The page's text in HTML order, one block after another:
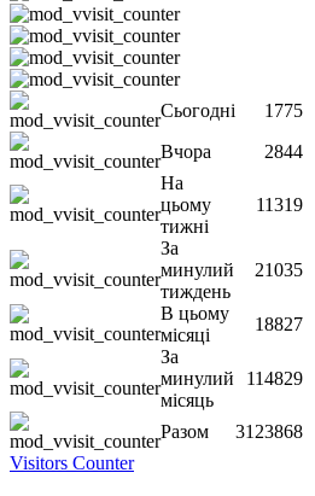
Сьогодні
1775
Вчора
2844
На
цьому
тижні
11319
За
минулий
тиждень
21035
В цьому
місяці
18827
За
минулий
місяць
114829
Разом
3123868
Visitors Counter